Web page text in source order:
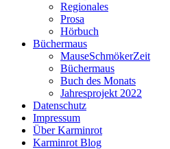
Regionales
Prosa
Hörbuch
Büchermaus
MauseSchmökerZeit
Büchermaus
Buch des Monats
Jahresprojekt 2022
Datenschutz
Impressum
Über Karminrot
Karminrot Blog